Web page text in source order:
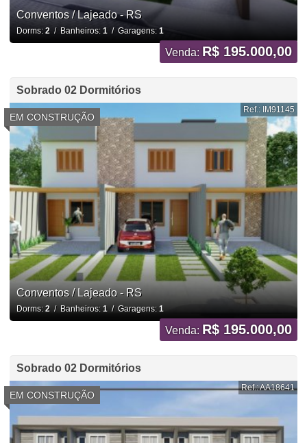
Conventos / Lajeado - RS
Dorms: 2/ Banheiros: 1 / Garagens:1
Venda: R$ 195.000,00
Sobrado 02 Dormitórios
EM CONSTRUÇÃO
Ref.: IM91145
Conventos / Lajeado - RS
Dorms: 2/ Banheiros: 1/ Garagens: 1
Venda: R$ 195.000,00
Sobrado 02 Dormitórios
EM CONSTRUÇÃO
Ref.: AA18641